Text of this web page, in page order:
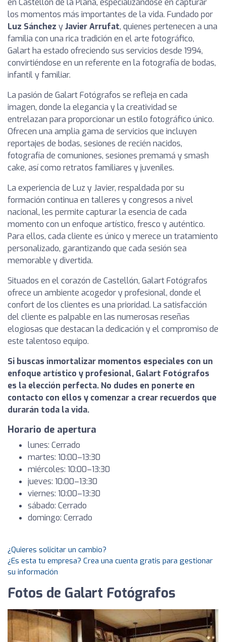
en Castellón de la Plana, especializándose en capturar
los momentos más importantes de la vida. Fundado por
Luz Sánchez yJavier Arrufat, quienes pertenecen a una
familia con una rica tradición en el arte fotográfico,
Galart ha estado ofreciendo sus servicios desde 1994,
convirtiéndose en un referente en la fotografía de bodas,
infantil y familiar.
La pasión de Galart Fotógrafos se refleja en cada
imagen, donde la elegancia y la creatividad se
entrelazan para proporcionar un estilo fotográfico único.
Ofrecen una amplia gama de servicios que incluyen
reportajes de bodas, sesiones de recién nacidos,
fotografía de comuniones, sesiones premamá y smash
cake, así como retratos familiares y juveniles.
La experiencia de Luz y Javier, respaldada por su
formación continua en talleres y congresos a nivel
nacional, les permite capturar la esencia de cada
momento con un enfoque artístico, fresco y auténtico.
Para ellos, cada cliente es único y merece un tratamiento
personalizado, garantizando que cada sesión sea
memorable y divertida.
Situados en el corazón de Castellón, Galart Fotógrafos
ofrece un ambiente acogedor y profesional, donde el
confort de los clientes es una prioridad. La satisfacción
del cliente es palpable en las numerosas reseñas
elogiosas que destacan la dedicación y el compromiso de
este talentoso equipo.
Si buscas inmortalizar momentos especiales con un
enfoque artístico y profesional, Galart Fotógrafos
es la elección perfecta. No dudes en ponerte en
contacto con ellos y comenzar a crear recuerdos que
durarán toda la vida.
Horario de apertura
lunes: Cerrado
martes: 10:00–13:30
miércoles: 10:00–13:30
jueves: 10:00–13:30
viernes: 10:00–13:30
sábado: Cerrado
domingo: Cerrado
¿Quieres solicitar un cambio?
¿Es esta tu empresa? Crea una cuenta gratis para gestionar
su información
Fotos de Galart Fotógrafos